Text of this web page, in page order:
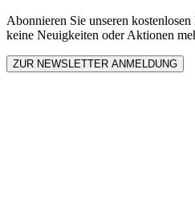
Abonnieren Sie unseren
keine Neuigkeiten oder Aktionen
ZUR NEWSLETTER ANMELDUNG